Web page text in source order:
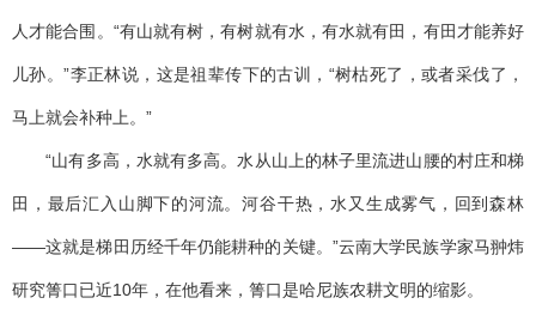
人才能合围。“有山就有树，有树就有水，有水就有田，有田才能养好
儿孙。”李正林说，这是祖辈传下的古训，“树枯死了，或者采伐了，
马上就会补种上。”
“山有多高，水就有多高。水从山上的林子里流进山腰的村庄和梯
田，最后汇入山脚下的河流。河谷干热，水又生成雾气，回到森林
——这就是梯田历经千年仍能耕种的关键。”云南大学民族学家马翀炜
研究箐口已近10年，在他看来，箐口是哈尼族农耕文明的缩影。